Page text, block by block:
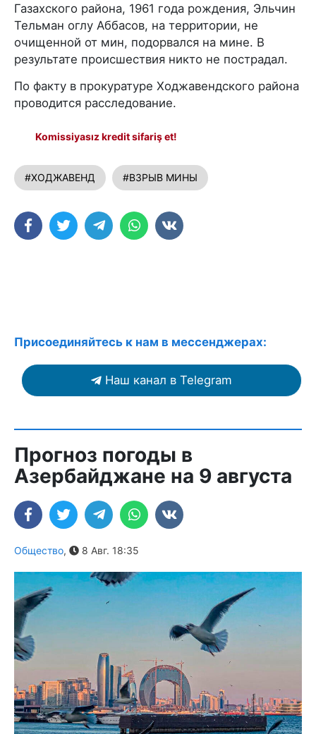
Газахского района, 1961 года рождения, Эльчин
Тельман оглу Аббасов, на территории, не
очищенной от мин, подорвался на мине. В
результате происшествия никто не пострадал.
По факту в прокуратуре Ходжавендского района
проводится расследование.
Komissiyasız kredit sifariş et!
#ХОДЖАВЕНД #ВЗРЫВ МИНЫ
Присоединяйтесь к нам в мессенджерах:
Наш канал в Telegram
Прогноз погоды в
Азербайджане на 9 августа
Общество, 8 Авг. 18:35